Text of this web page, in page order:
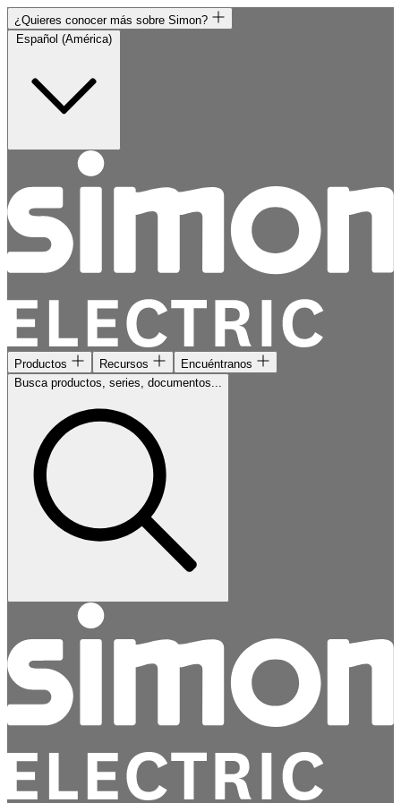
¿Quieres conocer más sobre Simon?
Productos Recursos
Encuéntranos
Busca productos, series, documentos...